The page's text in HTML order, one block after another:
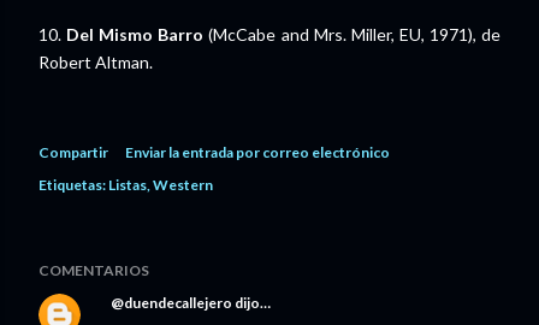
10. Del Mismo Barro(McCabe and Mrs. Miller, EU, 1971), de
Robert Altman.
Compartir
Enviar la entrada por correo electrónico
Etiquetas: Listas Western
COMENTARIOS
@duendecallejero dijo…